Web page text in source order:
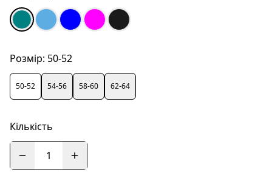
Розмір: 50-52
50-52 54-56 58-60 62-64
Кількість
1